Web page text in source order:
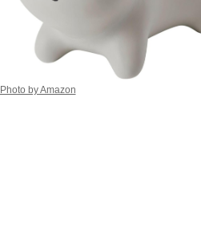
Photo by Amazon